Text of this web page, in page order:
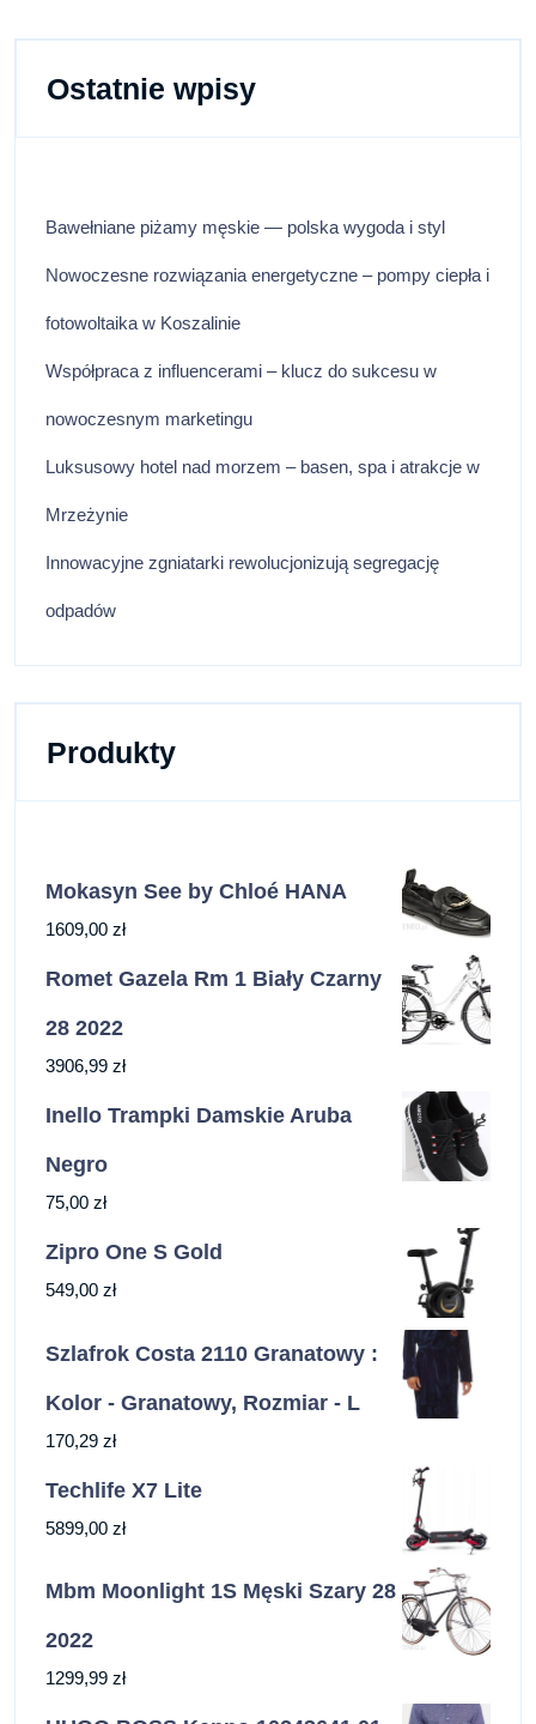
Ostatnie wpisy
Bawełniane piżamy męskie — polska wygoda i styl
Nowoczesne rozwiązania energetyczne – pompy ciepła i
fotowoltaika w Koszalinie
Współpraca z influencerami – klucz do sukcesu w
nowoczesnym marketingu
Luksusowy hotel nad morzem – basen, spa i atrakcje w
Mrzeżynie
Innowacyjne zgniatarki rewolucjonizują segregację
odpadów
Produkty
Mokasyn See by Chloé HANA
1609,00 zł
Romet Gazela Rm 1 Biały Czarny
28 2022
3906,99 zł
Inello Trampki Damskie Aruba
Negro
75,00 zł
Zipro One S Gold
549,00 zł
Szlafrok Costa 2110 Granatowy :
Kolor - Granatowy, Rozmiar - L
170,29 zł
Techlife X7 Lite
5899,00 zł
Mbm Moonlight 1S Męski Szary 28
2022
1299,99 zł